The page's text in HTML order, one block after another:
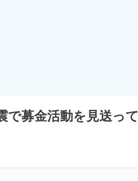
で募金活動を見送っ